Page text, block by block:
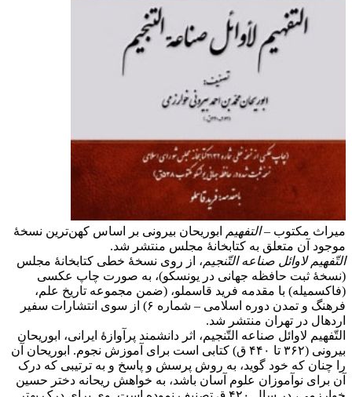
میراث مکتوب –التفهیم
ابوریحان بیرونی بر اساس کهن‌ترین نسخهٔ
موجود آن متعلق به کتابخانهٔ مجلس منتشر شد.
التّفهیم لاوائل صناعه التّنجیم، از روی نسخهٔ خطی کتابخانهٔ مجلس
(نسخهٔ ثبت حافظه جهانی در یونسکو)، به صورت چاپ عکسی
(فاکسمیله) با مقدمه فرید قاسملو، (ضمن مجموعه تاریخ علم،
فرهنگ و تمدن دوره اسلامی – شماره ۶) از سوی انتشارات سفیر
اردهال در تهران منتشر شد.
التّفهیم لاوائل صناعه التّنجیم، اثر دانشمند پرآوازهٔ ایرانی، ابوریحان
بیرونی (۳۶۲ تا ۴۴۰ ق) کتابی است برای آموزش نجوم. ابوریحان آن
را چنان که خود گوید، به روش پرسش و پاسخ و به ترتیبی که درک
آن برای نوآموزان علوم آسان باشد، به خواهش ریحانه دختر حسین